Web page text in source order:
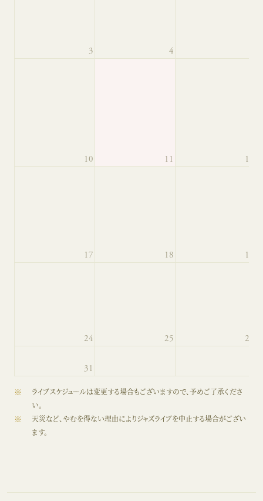
※
ライブスケジュールは変更する場合もございますので、予めご了承くださ
い。
※
天災など、やむを得ない理由によりジャズライブを中止する場合がござい
ます。